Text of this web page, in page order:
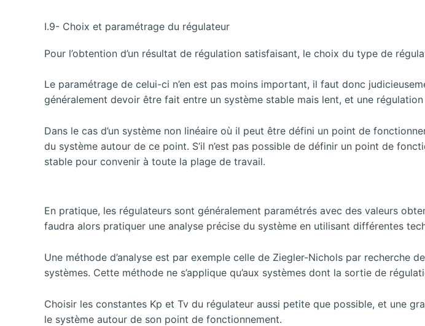
I.9- Choix et paramétrage du régulateur
Pour l’obtention d’un résultat de régulation satisfaisant, le choix du type de
Le paramétrage de celui-ci n’en est pas moins important, il faut donc
généralement devoir être fait entre un système stable mais lent, et une
Dans le cas d’un système non linéaire où il peut être défini un point de
du système autour de ce point. S’il n’est pas possible de définir un point de
stable pour convenir à toute la plage de travail.
En pratique, les régulateurs sont généralement paramétrés avec des valeurs
faudra alors pratiquer une analyse précise du système en utilisant différentes
Une méthode d’analyse est par exemple celle de Ziegler-Nichols par recherche
systèmes. Cette méthode ne s’applique qu’aux systèmes dont la sortie de
Choisir les constantes Kp et Tv du régulateur aussi petite que possible, et une
le système autour de son point de fonctionnement.